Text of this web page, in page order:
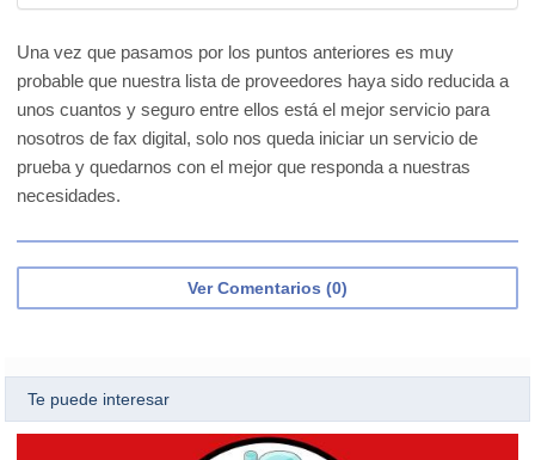
Una vez que pasamos por los puntos anteriores es muy
probable que nuestra lista de proveedores haya sido reducida a
unos cuantos y seguro entre ellos está el mejor servicio para
nosotros de fax digital, solo nos queda iniciar un servicio de
prueba y quedarnos con el mejor que responda a nuestras
necesidades.
Ver Comentarios (0)
Te puede interesar